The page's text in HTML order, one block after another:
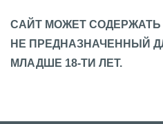
САЙТ МОЖЕТ СОДЕРЖАТЬ
НЕ ПРЕДНАЗНАЧЕННЫЙ
МЛАДШЕ 18-ТИ ЛЕТ.